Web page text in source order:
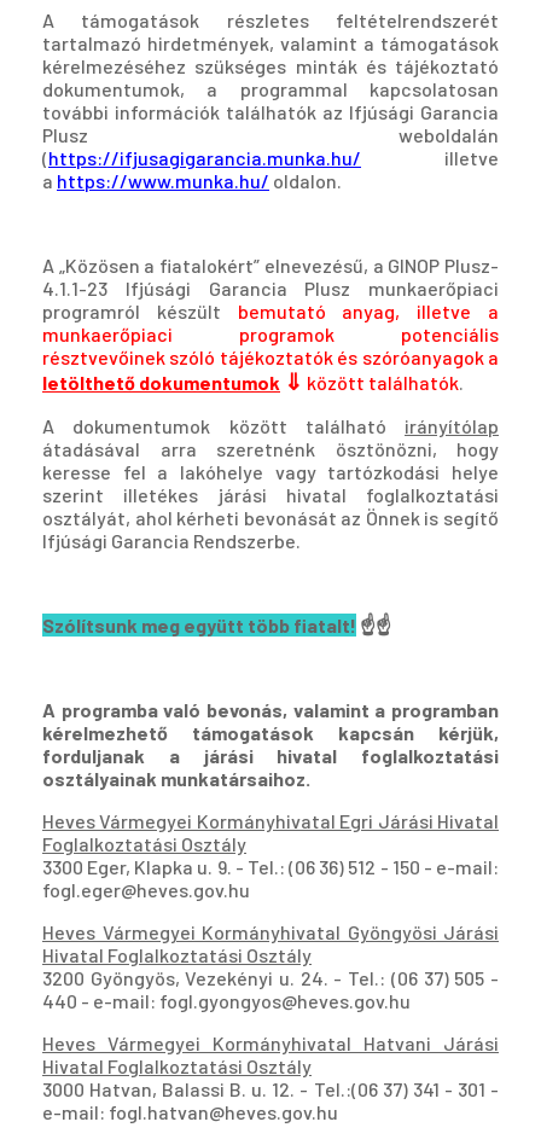
A támogatások részletes feltételrendszerét
tartalmazó hirdetmények, valamint a támogatások
kérelmezéséhez szükséges minták és tájékoztató
dokumentumok, a programmal kapcsolatosan
további információk találhatók az Ifjúsági Garancia
Plusz weboldalán
(https://ifjusagigarancia.munka.hu/ illetve
a https://www.munka.hu/ oldalon.
A „Közösen a fiatalokért” elnevezésű, a GINOP Plusz-
4.1.1-23 Ifjúsági Garancia Plusz munkaerőpiaci
programról készült bemutató anyag, illetve a
munkaerőpiaci programok potenciális
résztvevőinek szóló tájékoztatók és szóróanyagok a
letölthető dokumentumok ⇓ között találhatók.
A dokumentumok között található irányítólap
átadásával arra szeretnénk ösztönözni, hogy
keresse fel a lakóhelye vagy tar­tóz­kodási helye
szerint il­letékes járási hivatal foglalkoztatási
osztályát, ahol kérheti bevonását az Önnek is se­gítő
Ifjúsági Ga­ran­cia Rendszerbe.
Szólítsunk meg együtt több fiatalt! ☝️☝️
A programba való bevonás, valamint a programban
kérelmezhető támogatások kapcsán kérjük,
forduljanak a járási hivatal foglalkoztatási
osztályainak munkatársaihoz.
Heves Vármegyei Kormányhivatal Egri Járási Hivatal
Foglalkoztatási Osztály
3300 Eger, Klapka u. 9. - Tel.: (06 36) 512 - 150 - e-mail:
fogl.eger@heves.gov.hu
Heves Vármegyei Kormányhivatal Gyöngyösi Járási
Hivatal Foglalkoztatási Osztály
3200 Gyöngyös, Vezekényi u. 24. - Tel.: (06 37) 505 -
440 - e-mail: fogl.gyongyos@heves.gov.hu
Heves Vármegyei Kormányhivatal Hatvani Járási
Hivatal Foglalkoztatási Osztály
3000 Hatvan, Balassi B. u. 12. - Tel.:(06 37) 341 - 301 -
e-mail: fogl.hatvan@heves.gov.hu